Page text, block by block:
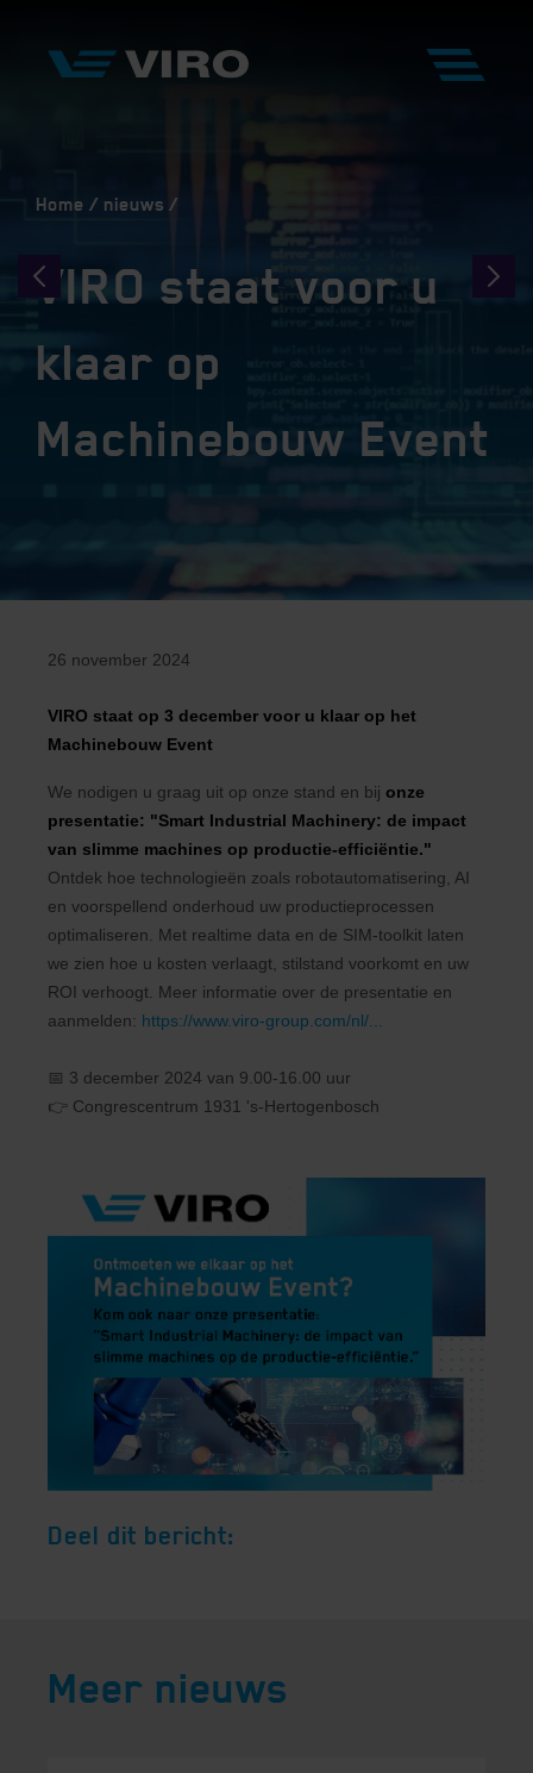
Home nieuws
VIRO staat voor u
klaar op
Machinebouw Event
26 november 2024
VIRO staat op 3 december voor u klaar op het
Machinebouw Event
We nodigen u graag uit op onze stand en bij onze
presentatie: "Smart Industrial Machinery: de impact
van slimme machines op productie-efficiëntie."
Ontdek hoe technologieën zoals robotautomatisering, AI
en voorspellend onderhoud uw productieprocessen
optimaliseren. Met realtime data en de SIM-toolkit laten
we zien hoe u kosten verlaagt, stilstand voorkomt en uw
ROI verhoogt. Meer informatie over de presentatie en
aanmelden: https://www.viro-group.com/nl/...
📅 3 december 2024 van 9.00-16.00 uur
👉 Congrescentrum 1931 's-Hertogenbosch
Deel dit bericht:
Meer nieuws